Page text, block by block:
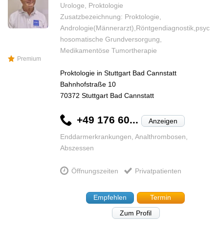
Premium
Urologe, Proktologie
Zusatzbezeichnung: Proktologie,
Andrologie(Männerarzt),Röntgendiagnostik,psyc
hosomatische Grundversorgung,
Medikamentöse Tumortherapie
Proktologie in Stuttgart Bad Cannstatt
Bahnhofstraße 10
70372 Stuttgart Bad Cannstatt
+49 176 60... Anzeigen
Enddarmerkrankungen, Analthrombosen,
Abszessen
Öffnungszeiten Privatpatienten
Empfehlen
Termin
Zum Profil